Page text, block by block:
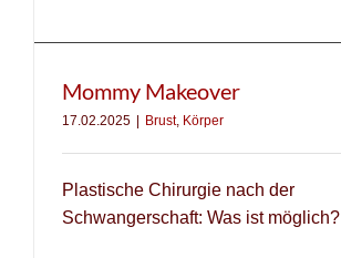
Mommy Makeover
17.02.2025 Brust, Körper
Plastische Chirurgie nach der
Schwangerschaft: Was ist möglich?